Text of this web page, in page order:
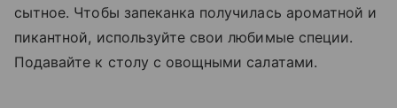
сытное. Чтобы запеканка получилась ароматной и
пикантной, используйте свои любимые специи.
Подавайте к столу с овощными салатами.